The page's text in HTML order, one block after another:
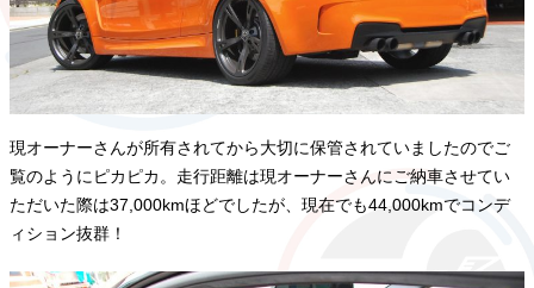
現オーナーさんが所有されてから大切に保管されていましたのでご
覧のようにピカピカ。走行距離は現オーナーさんにご納車させてい
ただいた際は37,000kmほどでしたが、現在でも44,000kmでコンデ
ィション抜群！